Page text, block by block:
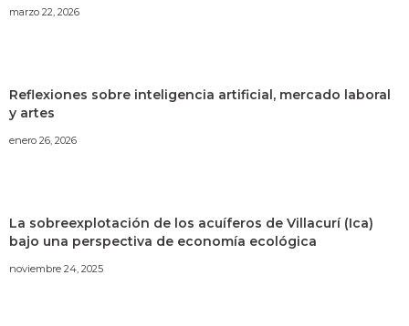
marzo 22, 2026
Reflexiones sobre inteligencia artificial, mercado laboral
y artes
enero 26, 2026
La sobreexplotación de los acuíferos de Villacurí (Ica)
bajo una perspectiva de economía ecológica
noviembre 24, 2025